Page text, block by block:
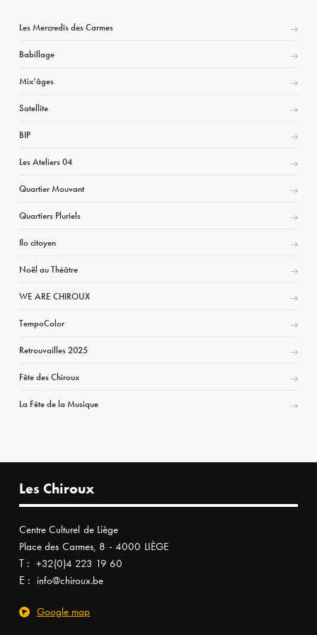
Les Mercredis des Carmes
Babillage
Mix’âges
Satellite
BIP
Les Ateliers 04
Quartier Mouvant
Quartiers Pluriels
Ilo citoyen
Noël au Théâtre
WE ARE CHIROUX
TempoColor
Retrouvailles 2025
Fête des Chiroux
La Fête de la Musique
Les Chiroux
Centre Culturel de Liège
Place des Carmes, 8 - 4000 LIÈGE
T : +32(0)4 223 19 60
E : info@chiroux.be
Google map